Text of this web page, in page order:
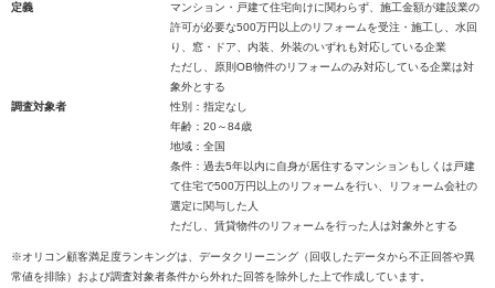
定義
マンション・戸建て住宅向けに関わらず、施工金額が建設業の
許可が必要な500万円以上のリフォームを受注・施工し、水回
り、窓・ドア、内装、外装のいずれも対応している企業
ただし、原則OB物件のリフォームのみ対応している企業は対
象外とする
調査対象者
性別：指定なし
年齢：20～84歳
地域：全国
条件：過去5年以内に自身が居住するマンションもしくは戸建
て住宅で500万円以上のリフォームを行い、リフォーム会社の
選定に関与した人
ただし、賃貸物件のリフォームを行った人は対象外とする
※オリコン顧客満足度ランキングは、データクリーニング（回収したデータから不正回答や異
常値を排除）および調査対象者条件から外れた回答を除外した上で作成しています。